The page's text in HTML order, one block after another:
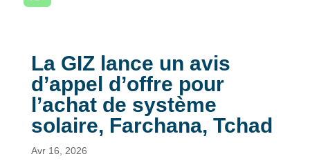
La GIZ lance un avis
d’appel d’offre pour
l’achat de système
solaire, Farchana, Tchad
Avr 16, 2026